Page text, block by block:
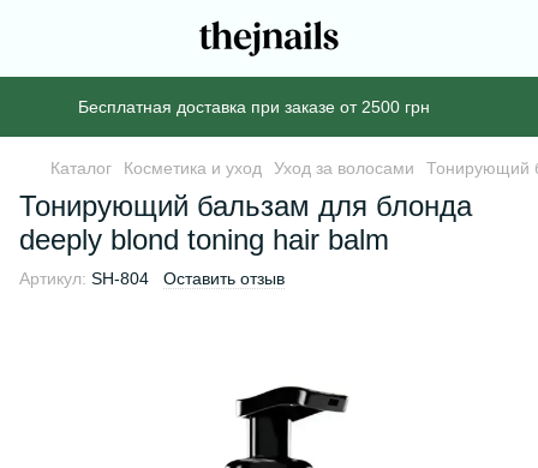
Бесплатная доставка при заказе от 2500 грн
Каталог Косметика и уход Уход за волосами Тонирующий
Тонирующий бальзам для блонда
deeply blond toning hair balm
Артикул: SH-804 Оставить отзыв